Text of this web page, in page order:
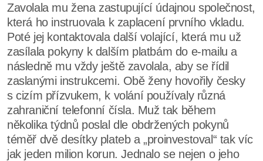
Zavolala mu žena zastupující údajnou společnost,
která ho instruovala k zaplacení prvního vkladu.
Poté jej kontaktovala další volající, která mu už
zasílala pokyny k dalším platbám do e-mailu a
následně mu vždy ještě zavolala, aby se řídil
zaslanými instrukcemi. Obě ženy hovořily česky
s cizím přízvukem, k volání používaly různá
zahraniční telefonní čísla. Muž tak během
několika týdnů poslal dle obdržených pokynů
téměř dvě desítky plateb a „proinvestoval“ tak víc
jak jeden milion korun. Jednalo se nejen o jeho